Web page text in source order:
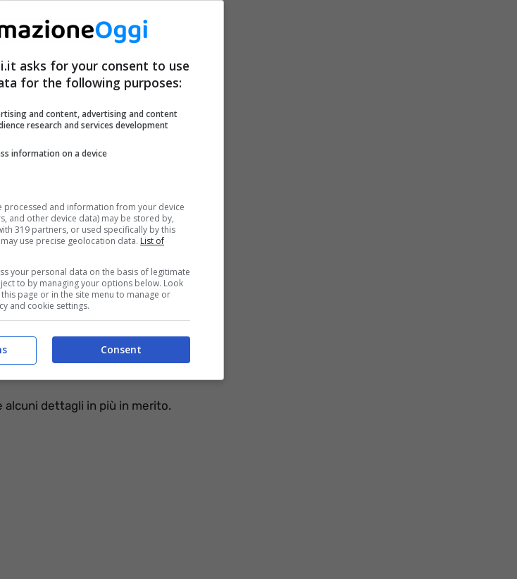
complessa che ilnuovo
previdenziale, varie le ipotesi e
anche una specie diOpzione
dettagli in più in merito.
asks for your consent to use
for the following purposes:
and content, advertising and content
research and services development
information on a device
processed and information from your device
and other device data) may be stored by,
319 partners, or used specifically by this
use precise geolocation data. List of
your personal data on the basis of legitimate
to by managing your options below. Look
page or in the site menu to manage or
and cookie settings.
Consent